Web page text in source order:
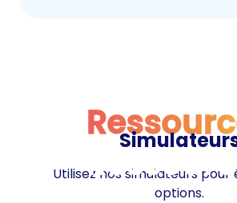
Utilisez nos simulateurs pour
options.